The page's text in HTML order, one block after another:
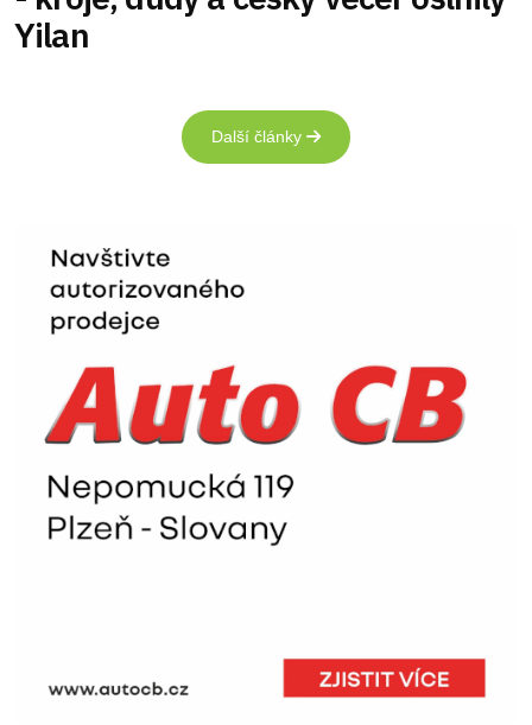
Yilan
Další články